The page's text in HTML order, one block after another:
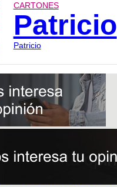
CARTONES
Patricio
Patricio